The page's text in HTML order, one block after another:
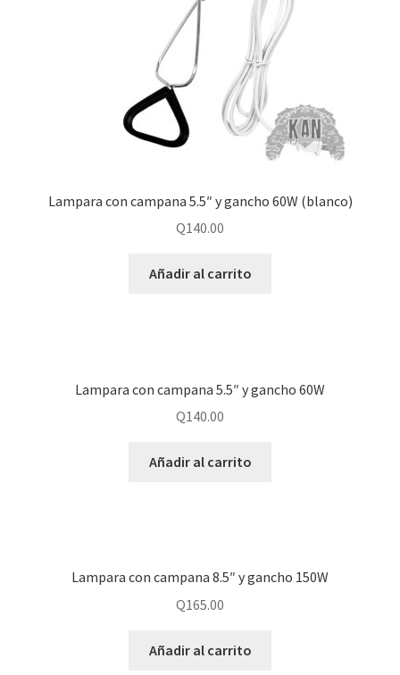
Lampara con campana 5.5″ y gancho 60W (blanco)
Q140.00
Añadir al carrito
Lampara con campana 5.5″ y gancho 60W
Q140.00
Añadir al carrito
Lampara con campana 8.5″ y gancho 150W
Q165.00
Añadir al carrito